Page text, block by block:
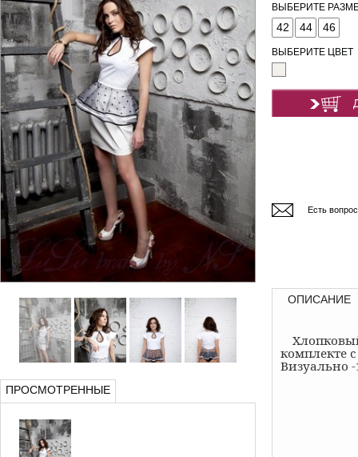
ПРОСМОТРЕННЫЕ
ВЫБЕРИТЕ
42 44 46
ВЫБЕРИТЕ ЦВЕТ
Есть
ОПИСАНИЕ
комплекте
Визуально